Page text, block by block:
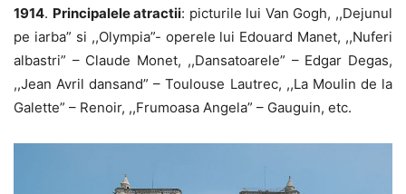
1914. Principalele atractii: picturile lui Van Gogh, ,,Dejunul
pe iarba” si ,,Olympia”- operele lui Edouard Manet, ,,Nuferi
albastri” – Claude Monet, ,,Dansatoarele” – Edgar Degas,
,,Jean Avril dansand” – Toulouse Lautrec, ,,La Moulin de la
Galette” – Renoir, ,,Frumoasa Angela” – Gauguin, etc.